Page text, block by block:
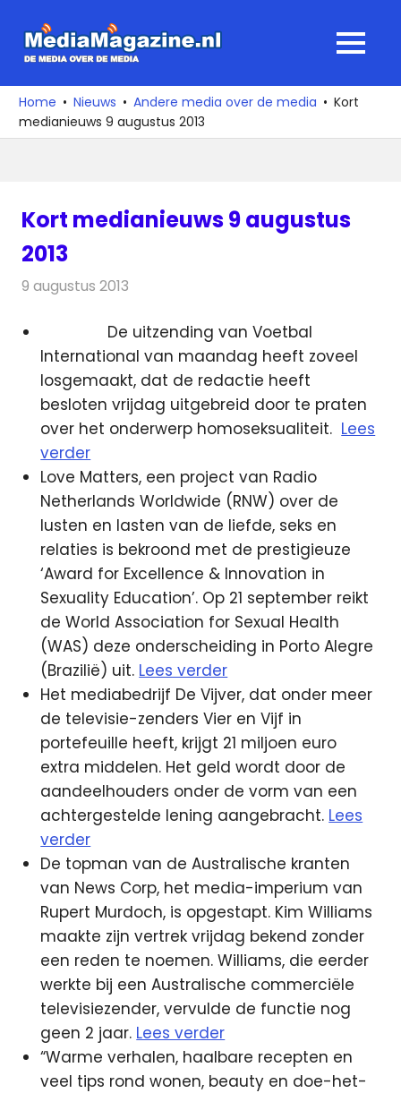
naar
media
over
de
MENU
Home Nieuws Andere media over de media
Kort
medianieuws 9 augustus 2013
Kort medianieuws 9 augustus
2013
9 augustus 2013
De uitzending van Voetbal
International van maandag heeft zoveel
losgemaakt, dat de redactie heeft
besloten vrijdag uitgebreid door te praten
over het onderwerp homoseksualiteit. Lees
verder
Love Matters, een project van Radio
Netherlands Worldwide (RNW) over de
lusten en lasten van de liefde, seks en
relaties is bekroond met de prestigieuze
‘Award for Excellence & Innovation in
Sexuality Education’. Op 21 september reikt
de World Association for Sexual Health
(WAS) deze onderscheiding in Porto Alegre
(Brazilië) uit. Lees verder
Het mediabedrijf De Vijver, dat onder meer
de televisie-zenders Vier en Vijf in
portefeuille heeft, krijgt 21 miljoen euro
extra middelen. Het geld wordt door de
aandeelhouders onder de vorm van een
achtergestelde lening aangebracht. Lees
verder
De topman van de Australische kranten
van News Corp, het media-imperium van
Rupert Murdoch, is opgestapt. Kim Williams
maakte zijn vertrek vrijdag bekend zonder
een reden te noemen. Williams, die eerder
werkte bij een Australische commerciële
televisiezender, vervulde de functie nog
geen 2 jaar. Lees verder
“Warme verhalen, haalbare recepten en
veel tips rond wonen, beauty en doe-het-